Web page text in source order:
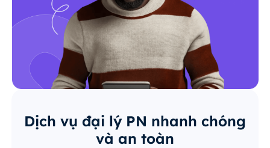
Dịch vụ đại lý PN nhanh chóng
và an toàn